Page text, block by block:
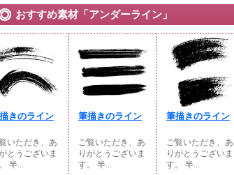
おすすめ素材「アンダーライン」
きのライン
いただき、あ
とうございま
半...
筆描きのライン
ご覧いただき、あ
りがとうございま
す。 半...
筆描きのライン
ご覧いただき、あ
りがとうございま
す。 半...